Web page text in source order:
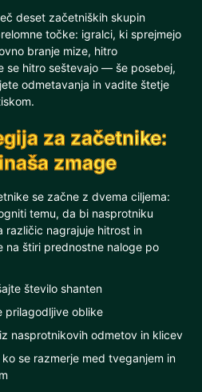
deset začetniških skupin
točke: igralci, ki sprejmejo
branje mize, hitro
se hitro seštevajo — še posebej,
odmetavanja in vadite štetje
za začetnike:
zmage
se začne z dvema ciljema:
temu, da bi nasprotniku
različic nagrajuje hitrost in
na štiri prednostne naloge po
število shanten
prilagodljive oblike
nasprotnikovih odmetov in klicev
se razmerje med tveganjem in